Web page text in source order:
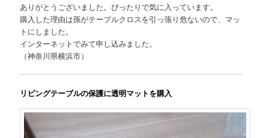
ありがとうございました。ぴったりで気に入っています。
購入した理由は孫がテーブルクロスを引っ張り危ないので、マッ
トにしました。
インターネットでみて申し込みました。
（神奈川県横浜市）
リビングテーブルの保護に透明マットを購入